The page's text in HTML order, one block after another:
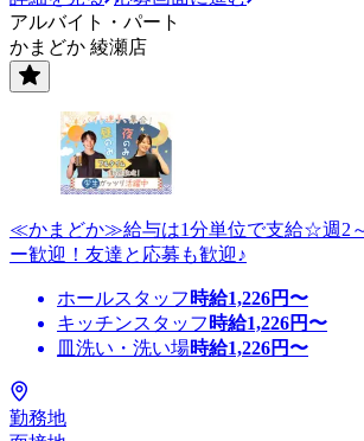
アルバイト・パート
かまどか 綾瀬店
≪かまどか≫給与は1分単位で支給☆週2
ー歓迎！友達と応募も歓迎♪
ホールスタッフ 時給1,226円〜
キッチンスタッフ 時給1,226円〜
皿洗い・洗い場時給1,226円〜
勤務地